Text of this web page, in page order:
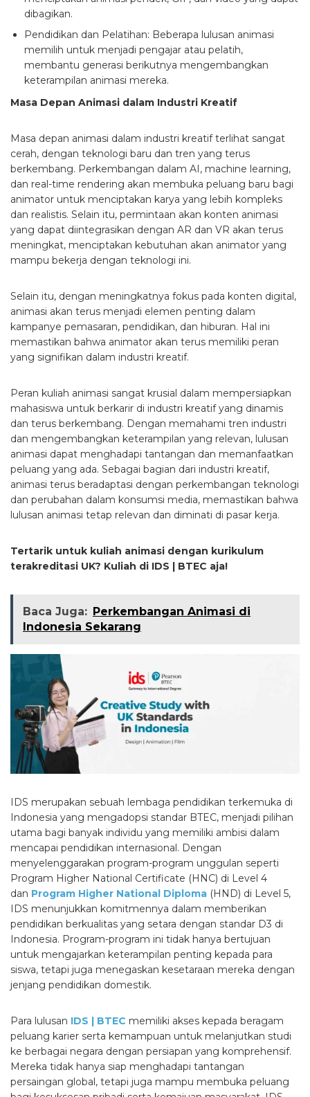
dibagikan.
Pendidikan dan Pelatihan: Beberapa lulusan animasi
memilih untuk menjadi pengajar atau pelatih,
membantu generasi berikutnya mengembangkan
keterampilan animasi mereka.
Masa Depan Animasi dalam Industri Kreatif
Masa depan animasi dalam industri kreatif terlihat sangat
cerah, dengan teknologi baru dan tren yang terus
berkembang. Perkembangan dalam AI, machine learning,
dan real-time rendering akan membuka peluang baru bagi
animator untuk menciptakan karya yang lebih kompleks
dan realistis. Selain itu, permintaan akan konten animasi
yang dapat diintegrasikan dengan AR dan VR akan terus
meningkat, menciptakan kebutuhan akan animator yang
mampu bekerja dengan teknologi ini.
Selain itu, dengan meningkatnya fokus pada konten digital,
animasi akan terus menjadi elemen penting dalam
kampanye pemasaran, pendidikan, dan hiburan. Hal ini
memastikan bahwa animator akan terus memiliki peran
yang signifikan dalam industri kreatif.
Peran kuliah animasi sangat krusial dalam mempersiapkan
mahasiswa untuk berkarir di industri kreatif yang dinamis
dan terus berkembang. Dengan memahami tren industri
dan mengembangkan keterampilan yang relevan, lulusan
animasi dapat menghadapi tantangan dan memanfaatkan
peluang yang ada. Sebagai bagian dari industri kreatif,
animasi terus beradaptasi dengan perkembangan teknologi
dan perubahan dalam konsumsi media, memastikan bahwa
lulusan animasi tetap relevan dan diminati di pasar kerja.
Tertarik untuk kuliah animasi dengan kurikulum
terakreditasi UK? Kuliah di IDS | BTEC aja!
Baca Juga: Perkembangan Animasi di
Indonesia Sekarang
IDS merupakan sebuah lembaga pendidikan terkemuka di
Indonesia yang mengadopsi standar BTEC, menjadi pilihan
utama bagi banyak individu yang memiliki ambisi dalam
mencapai pendidikan internasional. Dengan
menyelenggarakan program-program unggulan seperti
Program Higher National Certificate (HNC) di Level 4
dan Program Higher National Diploma (HND) di Level 5,
IDS menunjukkan komitmennya dalam memberikan
pendidikan berkualitas yang setara dengan standar D3 di
Indonesia. Program-program ini tidak hanya bertujuan
untuk mengajarkan keterampilan penting kepada para
siswa, tetapi juga menegaskan kesetaraan mereka dengan
jenjang pendidikan domestik.
Para lulusan IDS | BTEC memiliki akses kepada beragam
peluang karier serta kemampuan untuk melanjutkan studi
ke berbagai negara dengan persiapan yang komprehensif.
Mereka tidak hanya siap menghadapi tantangan
persaingan global, tetapi juga mampu membuka peluang